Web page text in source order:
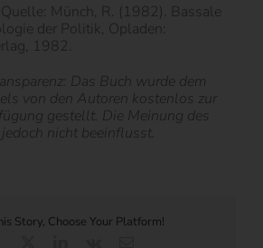
Münch, R. (1982). Bassale
der Politik, Opladen:
1982.
Das Buch wurde dem
von den Autoren kostenlos zur
gestellt. Die Meinung des
nicht beeinflusst.
Story, Choose Your Platform!